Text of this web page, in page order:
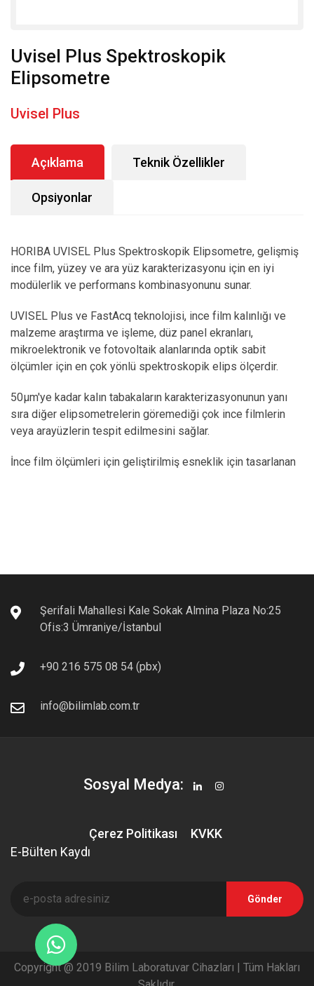
Uvisel Plus Spektroskopik
Elipsometre
Uvisel Plus
Açıklama Teknik Özellikler
Opsiyonlar
HORIBA UVISEL Plus Spektroskopik Elipsometre, gelişmiş
ince film, yüzey ve ara yüz karakterizasyonu için en iyi
modülerlik ve performans kombinasyonunu sunar.
UVISEL Plus ve FastAcq teknolojisi, ince film kalınlığı ve
malzeme araştırma ve işleme, düz panel ekranları,
mikroelektronik ve fotovoltaik alanlarında optik sabit
ölçümler için en çok yönlü spektroskopik elips ölçerdir.
50µm'ye kadar kalın tabakaların karakterizasyonunun yanı
sıra diğer elipsometrelerin göremediği çok ince filmlerin
veya arayüzlerin tespit edilmesini sağlar.
İnce film ölçümleri için geliştirilmiş esneklik için tasarlanan
sağlarken, Auto-Soft ara yazılımı; veri toplama ve analizini
Şerifali Mahallesi Kale Sokak Almina Plaza No:25
Ofis:3 Ümraniye/İstanbul
+90 216 575 08 54 (pbx)
info@bilimlab.com.tr
Sosyal Medya:
Çerez Politikası
KVKK
E-Bülten Kaydı
Gönder
Copyright @ 2019 Bilim Laboratuvar Cihazları | Tüm Hakları